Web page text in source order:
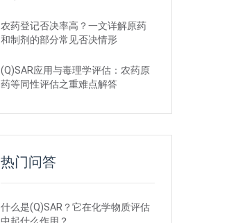
农药登记否决率高？一文详解原药
和制剂的部分常见否决情形
(Q)SAR应用与毒理学评估：农药原
药等同性评估之重难点解答
热门问答
什么是(Q)SAR？它在化学物质评估
中起什么作用？